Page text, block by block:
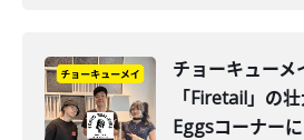
チョーキューメ
「Firetail」の
Eggsコーナー